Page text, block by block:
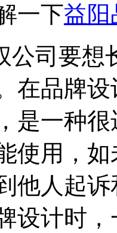
一下益阳
公司要
在品牌
是一种
使用，
他人起
设计时